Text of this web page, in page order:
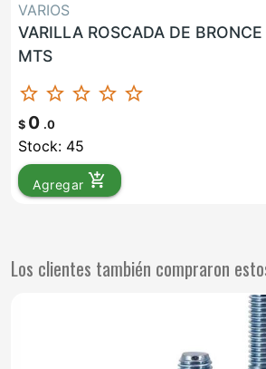
VARIOS
VARILLA ROSCADA DE
MTS
star_border star_border star_border star_border star_border
$ 0 .0
Stock: 45
Agregar add_shopping_cart
Los clientes también compraron